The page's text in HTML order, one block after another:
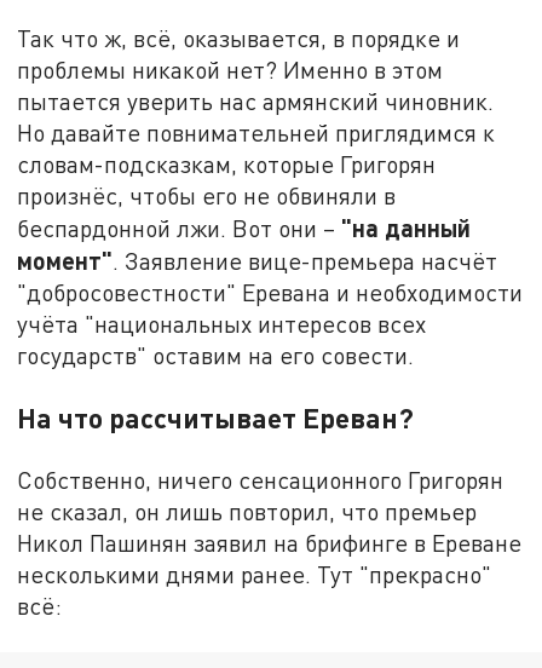
Так что ж, всё, оказывается, в порядке и
проблемы никакой нет? Именно в этом
пытается уверить нас армянский чиновник.
Но давайте повнимательней приглядимся к
словам-подсказкам, которые Григорян
произнёс, чтобы его не обвиняли в
беспардонной лжи. Вот они – "на данный
момент". Заявление вице-премьера насчёт
"добросовестности" Еревана и необходимости
учёта "национальных интересов всех
государств" оставим на его совести.
На что рассчитывает Ереван?
Собственно, ничего сенсационного Григорян
не сказал, он лишь повторил, что премьер
Никол Пашинян заявил на брифинге в Ереване
несколькими днями ранее. Тут "прекрасно"
всё: